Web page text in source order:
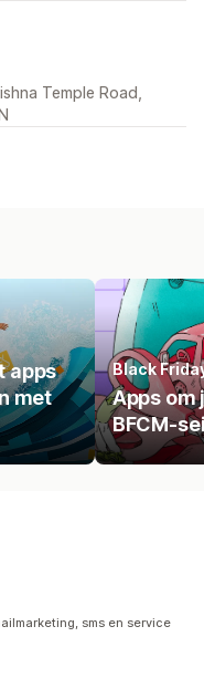
Temple Road,
apps
met
Black
Apps om
BFCM-
sms en service